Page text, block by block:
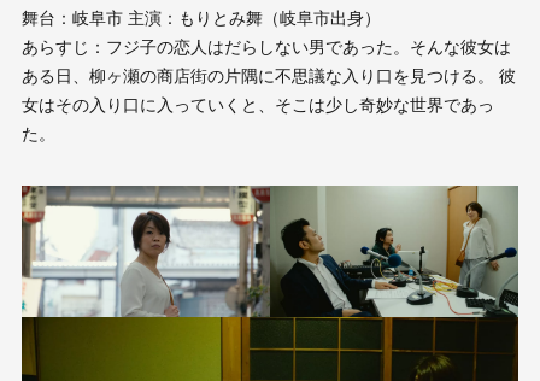
舞台：岐阜市 主演：もりとみ舞（岐阜市出身）
あらすじ：フジ子の恋人はだらしない男であった。そんな彼女は
ある日、柳ヶ瀬の商店街の片隅に不思議な入り口を見つける。 彼
女はその入り口に入っていくと、そこは少し奇妙な世界であっ
た。